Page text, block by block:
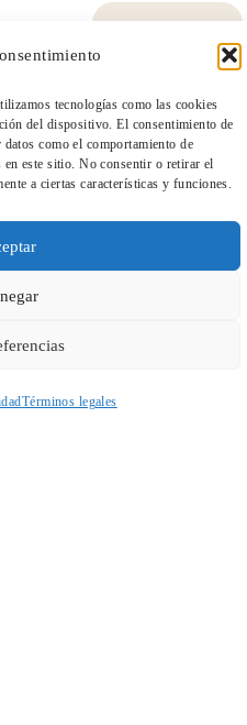
tecnologías como las cookies
del dispositivo. El consentimiento de
como el comportamiento de
este sitio. No consentir o retirar el
a ciertas características y funciones.
Términos legales
TeleEntradas
EL MURO